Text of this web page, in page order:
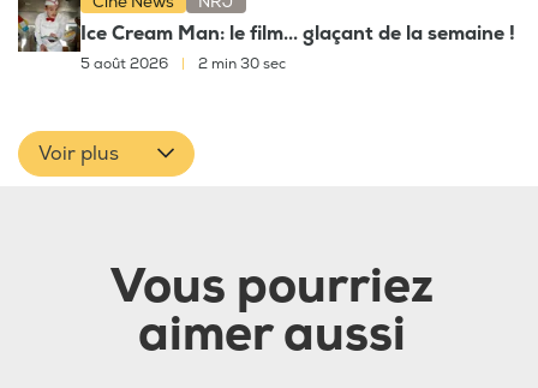
Ice Cream Man: le film... glaçant de la semaine !
5 août 2026 2 min 30 sec
Voir plus
Vous pourriez
aimer aussi